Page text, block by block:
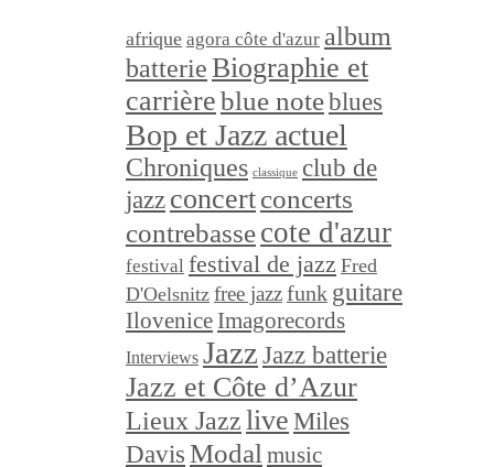
afrique agora côte d'azur album
batterieBiographie et
carrièreblue noteblues
Bop et Jazz actuel
Chroniques classique club de
jazz concertconcerts
contrebassecote d'azur
festival festival de jazz Fred
D'Oelsnitz free jazzfunk guitare
Ilovenice Imagorecords
Interviews Jazz Jazz batterie
Jazz et Côte d’Azur
Lieux Jazzlive Miles
Davis Modal music